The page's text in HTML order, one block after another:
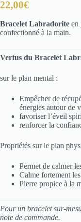
22,00€
Bracelet Labradorite en
confectionné à la main.
Vertus du Bracelet
sur le plan mental :
Empêcher de
énergies autour de
favoriser l’éveil
renforcer la
Propriétés sur le plan
Permet de calmer
Calme fortement
Pierre propice à la
Pour un bracelet sur-
note de commande.